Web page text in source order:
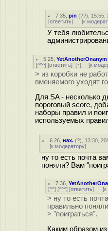
7.35 ,pin (??), 15:55,
[ответить] [к
У тебя
5.25 ,YetAnotherOnanym
[^^^] [ответить] [↑] [к
> из коробки не
вменяемого уходят
Для SA - несколько
пороговый score,
наборы правил и
используемых
6.26 ,нах. (?), 13:30,
[к модератору]
ну то есть почта
поняли? Вам
7.36 ,
[^^] [^^^] [ответить] [к
> ну то есть
правильно
> "поиграться".
Каким образом